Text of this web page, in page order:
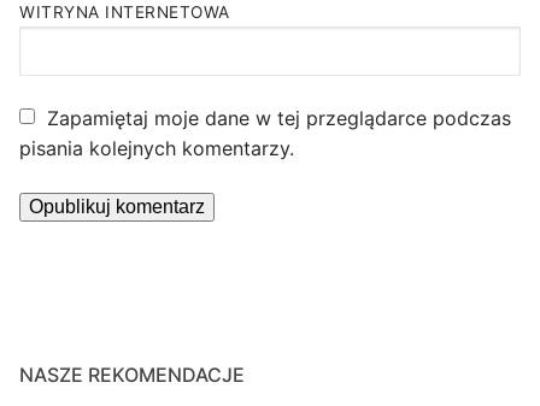
WITRYNA INTERNETOWA
Zapamiętaj moje dane w tej przeglądarce podczas
pisania kolejnych komentarzy.
NASZE REKOMENDACJE